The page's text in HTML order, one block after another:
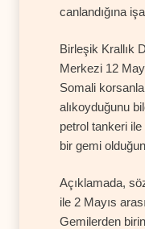
canlandığına
Birleşik Krallık
Merkezi 12
Somali
alıkoyduğunu
petrol tankeri
bir gemi
Açıklamada,
ile 2 Mayıs
Gemilerden